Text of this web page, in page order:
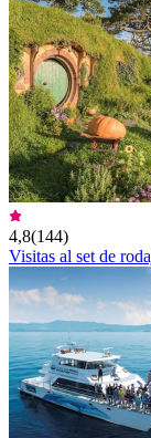
4,8(144)
Visitas al set de